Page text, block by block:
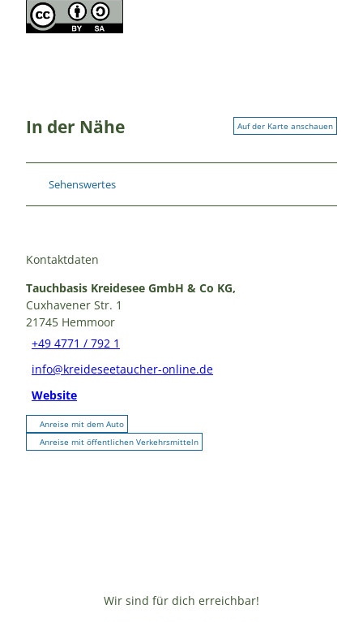
In der Nähe Auf der Karte anschauen
Sehenswertes
Kontaktdaten
Tauchbasis Kreidesee GmbH & Co KG,
Cuxhavener Str. 1
21745 Hemmoor
+49 4771 / 792 1
info@kreideseetaucher-online.de
Website
Anreise mit dem Auto
Anreise mit öffentlichen Verkehrsmitteln
Wir sind für dich erreichbar!